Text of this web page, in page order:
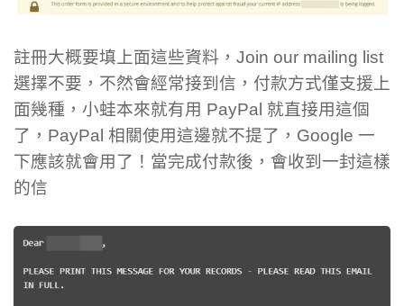
註冊大概要填上面這些資料，Join our mailing list
選擇不要，不然會經常接到信，付款方式僅支援上
面幾種，小蛙本來就有用 PayPal 就直接用這個
了，PayPal 相關使用這邊就不提了，Google 一
下應該就會用了！當完成付款後，會收到一封這樣
的信